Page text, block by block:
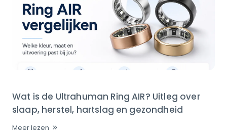
Wat is de Ultrahuman Ring AIR? Uitleg over
slaap, herstel, hartslag en gezondheid
Meer lezen